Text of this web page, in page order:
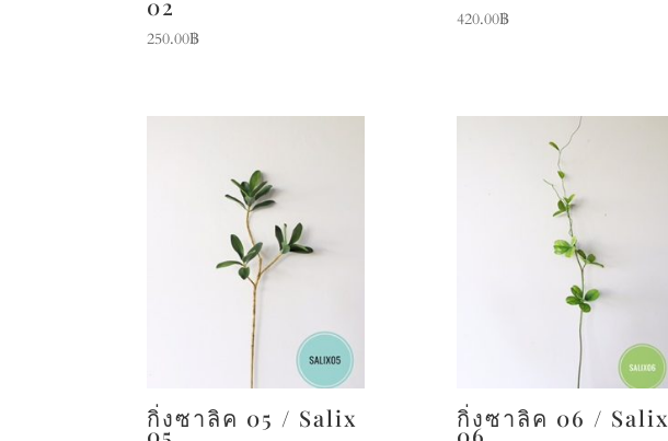
250.00฿
420.00฿
กิ่งซาลิค 05 / Salix กิ่งซาลิค 06 / Salix